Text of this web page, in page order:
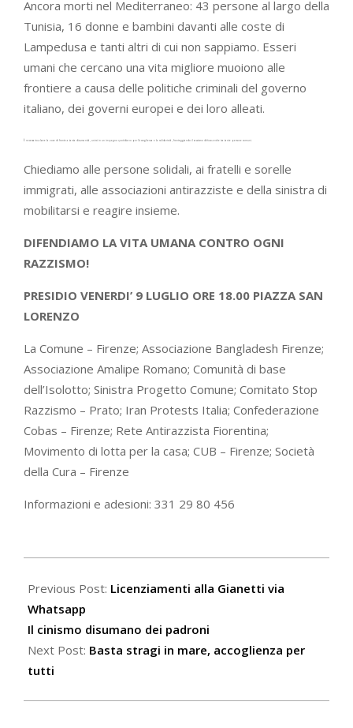
Ancora morti nel Mediterraneo: 43 persone al largo della
Tunisia, 16 donne e bambini davanti alle coste di
Lampedusa e tanti altri di cui non sappiamo. Esseri
umani che cercano una vita migliore muoiono alle
frontiere a causa delle politiche criminali del governo
italiano, dei governi europei e dei loro alleati.
È necessario alzare la voce di fronte a tanta disumanità, unirci in un impegno quotidiano per l’accoglienza e la solidarietà, fronteggiando il razzismo diffuso anche tra tante persone comuni.
Chiediamo alle persone solidali, ai fratelli e sorelle
immigrati, alle associazioni antirazziste e della sinistra di
mobilitarsi e reagire insieme.
DIFENDIAMO LA VITA UMANA CONTRO OGNI
RAZZISMO!
PRESIDIO VENERDI’ 9 LUGLIO ORE 18.00 PIAZZA SAN
LORENZO
La Comune – Firenze; Associazione Bangladesh Firenze;
Associazione Amalipe Romano; Comunità di base
dell’Isolotto; Sinistra Progetto Comune; Comitato Stop
Razzismo – Prato; Iran Protests Italia; Confederazione
Cobas – Firenze; Rete Antirazzista Fiorentina;
Movimento di lotta per la casa; CUB – Firenze; Società
della Cura – Firenze
Informazioni e adesioni: 331 29 80 456
07-
08
Previous Post: Licenziamenti alla Gianetti via
Whatsapp
Il cinismo disumano dei padroni
Next Post: Basta stragi in mare, accoglienza per
tutti